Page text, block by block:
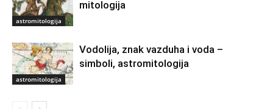
astromitologija
mitologija
astromitologija
Vodolija, znak vazduha i voda –
simboli, astromitologija